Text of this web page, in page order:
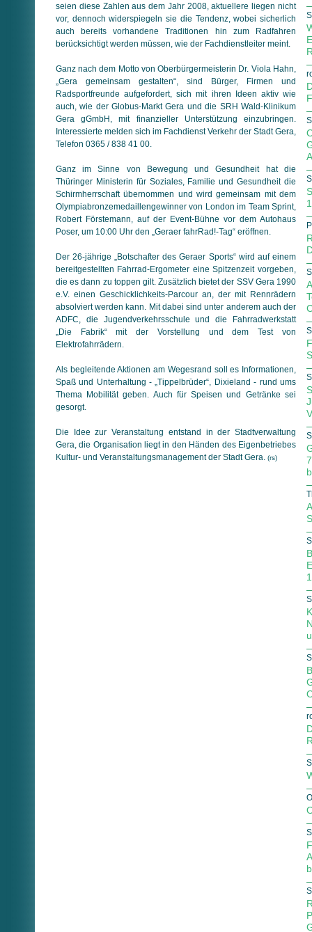
seien diese Zahlen aus dem Jahr 2008, aktuellere liegen nicht
vor, dennoch widerspiegeln sie die Tendenz, wobei sicherlich
auch bereits vorhandene Traditionen hin zum Radfahren
berücksichtigt werden müssen, wie der Fachdienstleiter meint.
Ganz nach dem Motto von Oberbürgermeisterin Dr. Viola Hahn,
„Gera gemeinsam gestalten“, sind Bürger, Firmen und
Radsportfreunde aufgefordert, sich mit ihren Ideen aktiv wie
auch, wie der Globus-Markt Gera und die SRH Wald-Klinikum
Gera gGmbH, mit finanzieller Unterstützung einzubringen.
Interessierte melden sich im Fachdienst Verkehr der Stadt Gera,
Telefon 0365 / 838 41 00.
Ganz im Sinne von Bewegung und Gesundheit hat die
Thüringer Ministerin für Soziales, Familie und Gesundheit die
Schirmherrschaft übernommen und wird gemeinsam mit dem
Olympiabronzemedaillengewinner von London im Team Sprint,
Robert Förstemann, auf der Event-Bühne vor dem Autohaus
Poser, um 10:00 Uhr den „Geraer fahrRad!-Tag“ eröffnen.
Der 26-jährige „Botschafter des Geraer Sports“ wird auf einem
bereitgestellten Fahrrad-Ergometer eine Spitzenzeit vorgeben,
die es dann zu toppen gilt. Zusätzlich bietet der SSV Gera 1990
e.V. einen Geschicklichkeits-Parcour an, der mit Rennrädern
absolviert werden kann. Mit dabei sind unter anderem auch der
ADFC, die Jugendverkehrsschule und die Fahrradwerkstatt
„Die Fabrik“ mit der Vorstellung und dem Test von
Elektrofahrrädern.
Als begleitende Aktionen am Wegesrand soll es Informationen,
Spaß und Unterhaltung - „Tippelbrüder“, Dixieland - rund ums
Thema Mobilität geben. Auch für Speisen und Getränke sei
gesorgt.
Die Idee zur Veranstaltung entstand in der Stadtverwaltung
Gera, die Organisation liegt in den Händen des Eigenbetriebes
Kultur- und Veranstaltungsmanagement der Stadt Gera. (rs)